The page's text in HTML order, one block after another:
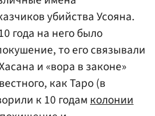
убийства Усояна.
года на него было
то его связывали
и «вора в законе»
как Таро (в
к 10 годам колонии